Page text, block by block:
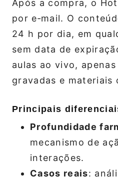
Após a compra, o
por e‑mail. O
24 h por dia, em
sem data de
aulas ao vivo,
gravadas e materiais
Principais
Profundidade
mecanismo de
interações.
Casos reais: